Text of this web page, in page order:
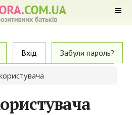
Вхід (active tab)Забули пароль?